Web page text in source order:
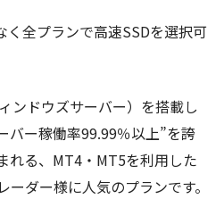
く全プランで高速SSDを選択可
ンドウズサーバー）を搭載し
バー稼働率99.99％以上”を誇
れる、MT4・MT5を利用した
ダー様に人気のプランです。